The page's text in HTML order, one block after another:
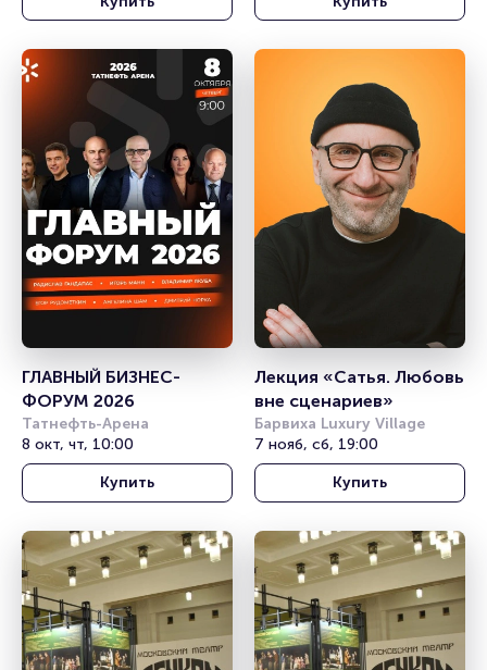
ГЛАВНЫЙ БИЗНЕС-
ФОРУМ 2026
Татнефть-Арена
8 окт, чт, 10:00
Купить
Лекция «Сатья. Любовь
вне сценариев»
Барвиха Luxury Village
7 нояб, сб, 19:00
Купить